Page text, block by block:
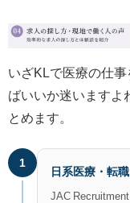
いざKLで医療の仕
ばいいか迷いますよ
とめます。
1
日系医療・転
JAC